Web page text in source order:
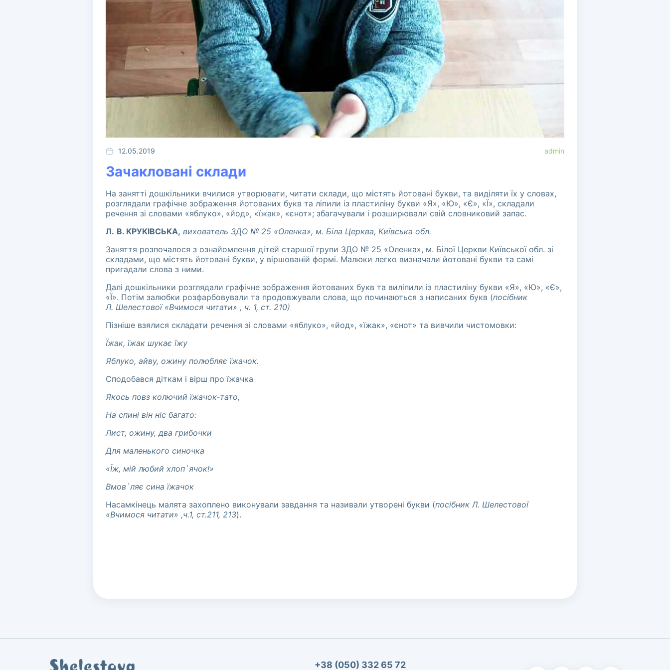
12.05.2019 admin
Зачакловані склади
На занятті дошкільники вчилися утворювати, читати склади, що містять йотовані букви, та виділяти їх у словах,
розглядали графічне зображення йотованих букв та ліпили із пластиліну букви «Я», «Ю», «Є», «Ї», складали
речення зі словами «яблуко», «йод», «їжак», «єнот»; збагачували і розширювали свій словниковий запас.
Л. В. КРУКІВСЬКА, вихователь ЗДО № 25 «Оленка», м. Біла Церква, Київська обл.
Заняття розпочалося з ознайомлення дітей старшої групи ЗДО № 25 «Оленка», м. Білої Церкви Київської обл. зі
складами, що містять йотовані букви, у віршованій формі. Малюки легко визначали йотовані букви та самі
пригадали слова з ними.
Далі дошкільники розглядали графічне зображення йотованих букв та виліпили із пластиліну букви «Я», «Ю», «Є»,
«Ї». Потім залюбки розфарбовували та продовжували слова, що починаються з написаних букв (посібник
Л. Шелестової «Вчимося читати» , ч. 1, ст. 210)
Пізніше взялися складати речення зі словами «яблуко», «йод», «їжак», «єнот» та вивчили чистомовки:
Їжак, їжак шукає їжу
Яблуко, айву, ожину полюбляє їжачок.
Сподобався діткам і вірш про їжачка
Якось повз колючий їжачок-тато,
На спині він ніс багато:
Лист, ожину, два грибочки
Для маленького синочка
«Їж, мій любий хлоп `ячок!»
Вмов `ляє сина їжачок
Насамкінець малята захоплено виконували завдання та називали утворені букви (посібник Л. Шелестової
«Вчимося читати» ,ч.1, ст.211, 213).
+38 (050) 332 65 72